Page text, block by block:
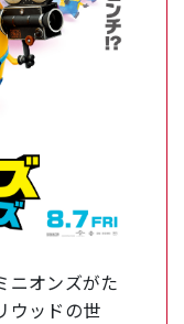
ニオンズがた
ウッドの世